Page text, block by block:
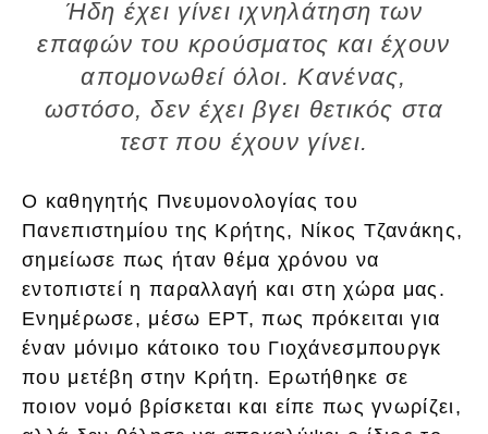
Ήδη έχει γίνει ιχνηλάτηση των
επαφών του κρούσματος και έχουν
απομονωθεί όλοι. Κανένας,
ωστόσο, δεν έχει βγει θετικός στα
τεστ που έχουν γίνει.
Ο καθηγητής Πνευμονολογίας του
Πανεπιστημίου της Κρήτης, Νίκος Τζανάκης,
σημείωσε πως ήταν θέμα χρόνου να
εντοπιστεί η παραλλαγή και στη χώρα μας.
Ενημέρωσε, μέσω ΕΡΤ, πως πρόκειται για
έναν μόνιμο κάτοικο του Γιοχάνεσμπουργκ
που μετέβη στην Κρήτη. Ερωτήθηκε σε
ποιον νομό βρίσκεται και είπε πως γνωρίζει,